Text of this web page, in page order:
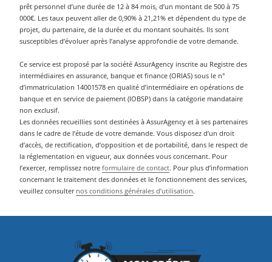
prêt personnel d’une durée de 12 à 84 mois, d’un montant de 500 à 75
000€. Les taux peuvent aller de 0,90% à 21,21% et dépendent du type de
projet, du partenaire, de la durée et du montant souhaités. Ils sont
susceptibles d’évoluer après l’analyse approfondie de votre demande.
Ce service est proposé par la société AssurAgency inscrite au Registre des
intermédiaires en assurance, banque et finance (ORIAS) sous le n°
d’immatriculation 14001578 en qualité d’intermédiaire en opérations de
banque et en service de paiement (IOBSP) dans la catégorie mandataire
non exclusif.
Les données recueillies sont destinées à AssurAgency et à ses partenaires
dans le cadre de l’étude de votre demande. Vous disposez d’un droit
d’accès, de rectification, d’opposition et de portabilité, dans le respect de
la réglementation en vigueur, aux données vous concernant. Pour
l’exercer, remplissez notre formulaire de contact. Pour plus d’information
concernant le traitement des données et le fonctionnement des services,
veuillez consulter nos conditions générales d’utilisation.